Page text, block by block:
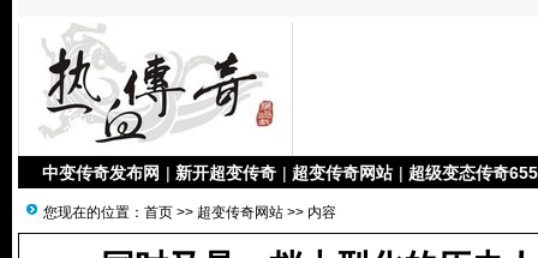
中变传奇发布网 | 新开超变传奇 | 超变传奇网站 | 超级变态传奇
您现在的位置： 首页 >> 超变传奇网站 >> 内容